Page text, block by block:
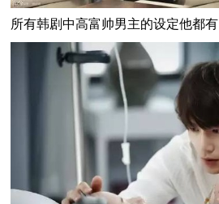
所有韩剧中高富帅男主的设定他都有